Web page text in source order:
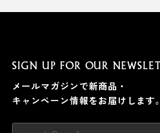
SIGN UP FOR OUR
メールマガジンで新商品・
キャンペーン情報をお届けします。